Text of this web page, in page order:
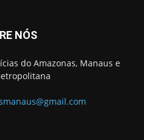
NÓS
do Amazonas, Manaus e